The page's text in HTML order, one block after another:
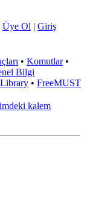
Üye Ol | Giriş
• Komutlar•
Bilgi
• FreeMUST
kalem